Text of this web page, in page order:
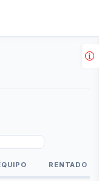
RENTADO